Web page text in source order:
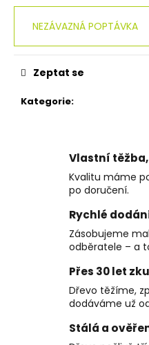
NEZÁVAZNÁ POPTÁVKA
Kategorie:
Zeptat se
Vlastní
Kvalitu máme
po doručení.
Rychlé
Zásobujeme
odběratele – a
Přes 30 let
Dřevo těžíme,
dodáváme už
Stálá a